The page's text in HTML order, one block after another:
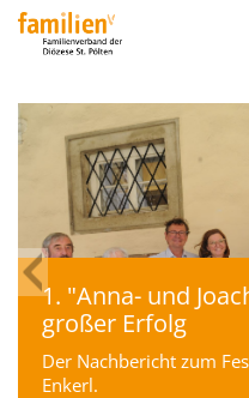
1. "Anna- und
großer Erfolg
Der Nachbericht zum
Enkerl.